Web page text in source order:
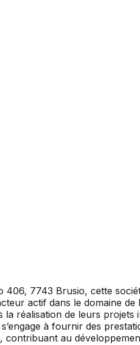
7743 Brusio, cette
actif dans le domaine de
de leurs projets
à fournir des
au